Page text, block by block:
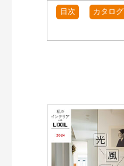
発行年で検索
目次 カタログ